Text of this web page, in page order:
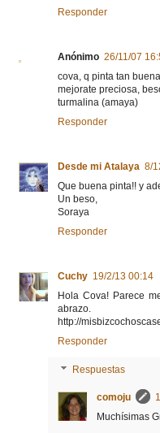
Responder
Anónimo 26/11/07
cova, q pinta tan
mejorate preciosa,
turmalina (amaya)
Responder
Desde mi Atalaya 8/
Que buena pinta!! y
Un beso,
Soraya
Responder
Cuchy 19/2/13 00:14
Hola Cova! Parece
abrazo.
http://
Responder
Respuestas
comoju
Muchísimas